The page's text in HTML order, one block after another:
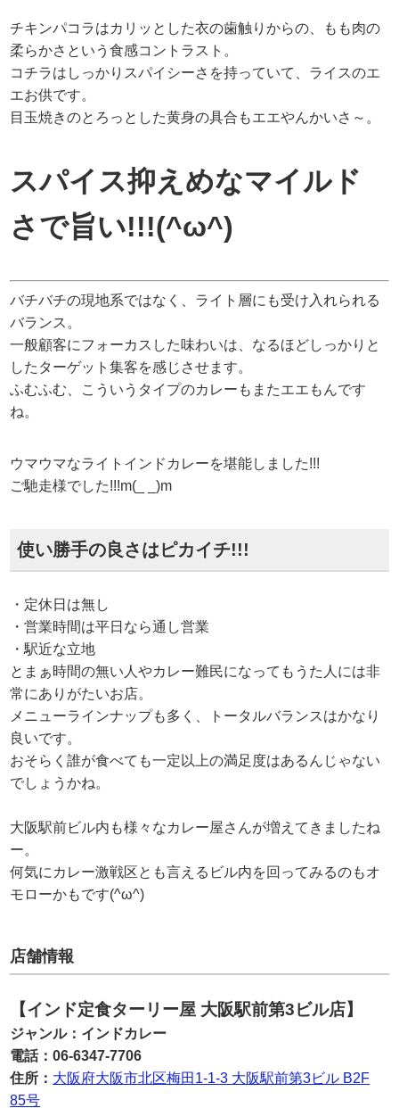
チキンパコラはカリッとした衣の歯触りからの、もも肉の
柔らかさという食感コントラスト。
コチラはしっかりスパイシーさを持っていて、ライスのエ
エお供です。
目玉焼きのとろっとした黄身の具合もエエやんかいさ～。
スパイス抑えめなマイルド
さで旨い!!!(^ω^)
バチバチの現地系ではなく、ライト層にも受け入れられる
バランス。
一般顧客にフォーカスした味わいは、なるほどしっかりと
したターゲット集客を感じさせます。
ふむふむ、こういうタイプのカレーもまたエエもんです
ね。
ウマウマなライトインドカレーを堪能しました!!!
ご馳走様でした!!!m(_ _)m
使い勝手の良さはピカイチ!!!
・定休日は無し
・営業時間は平日なら通し営業
・駅近な立地
とまぁ時間の無い人やカレー難民になってもうた人には非
常にありがたいお店。
メニューラインナップも多く、トータルバランスはかなり
良いです。
おそらく誰が食べても一定以上の満足度はあるんじゃない
でしょうかね。
大阪駅前ビル内も様々なカレー屋さんが増えてきましたね
ー。
何気にカレー激戦区とも言えるビル内を回ってみるのもオ
モローかもです(^ω^)
店舗情報
【インド定食ターリー屋 大阪駅前第3ビル店】
ジャンル：インドカレー
電話：06-6347-7706
住所： 大阪府大阪市北区梅田1-1-3 大阪駅前第3ビル B2F
85号